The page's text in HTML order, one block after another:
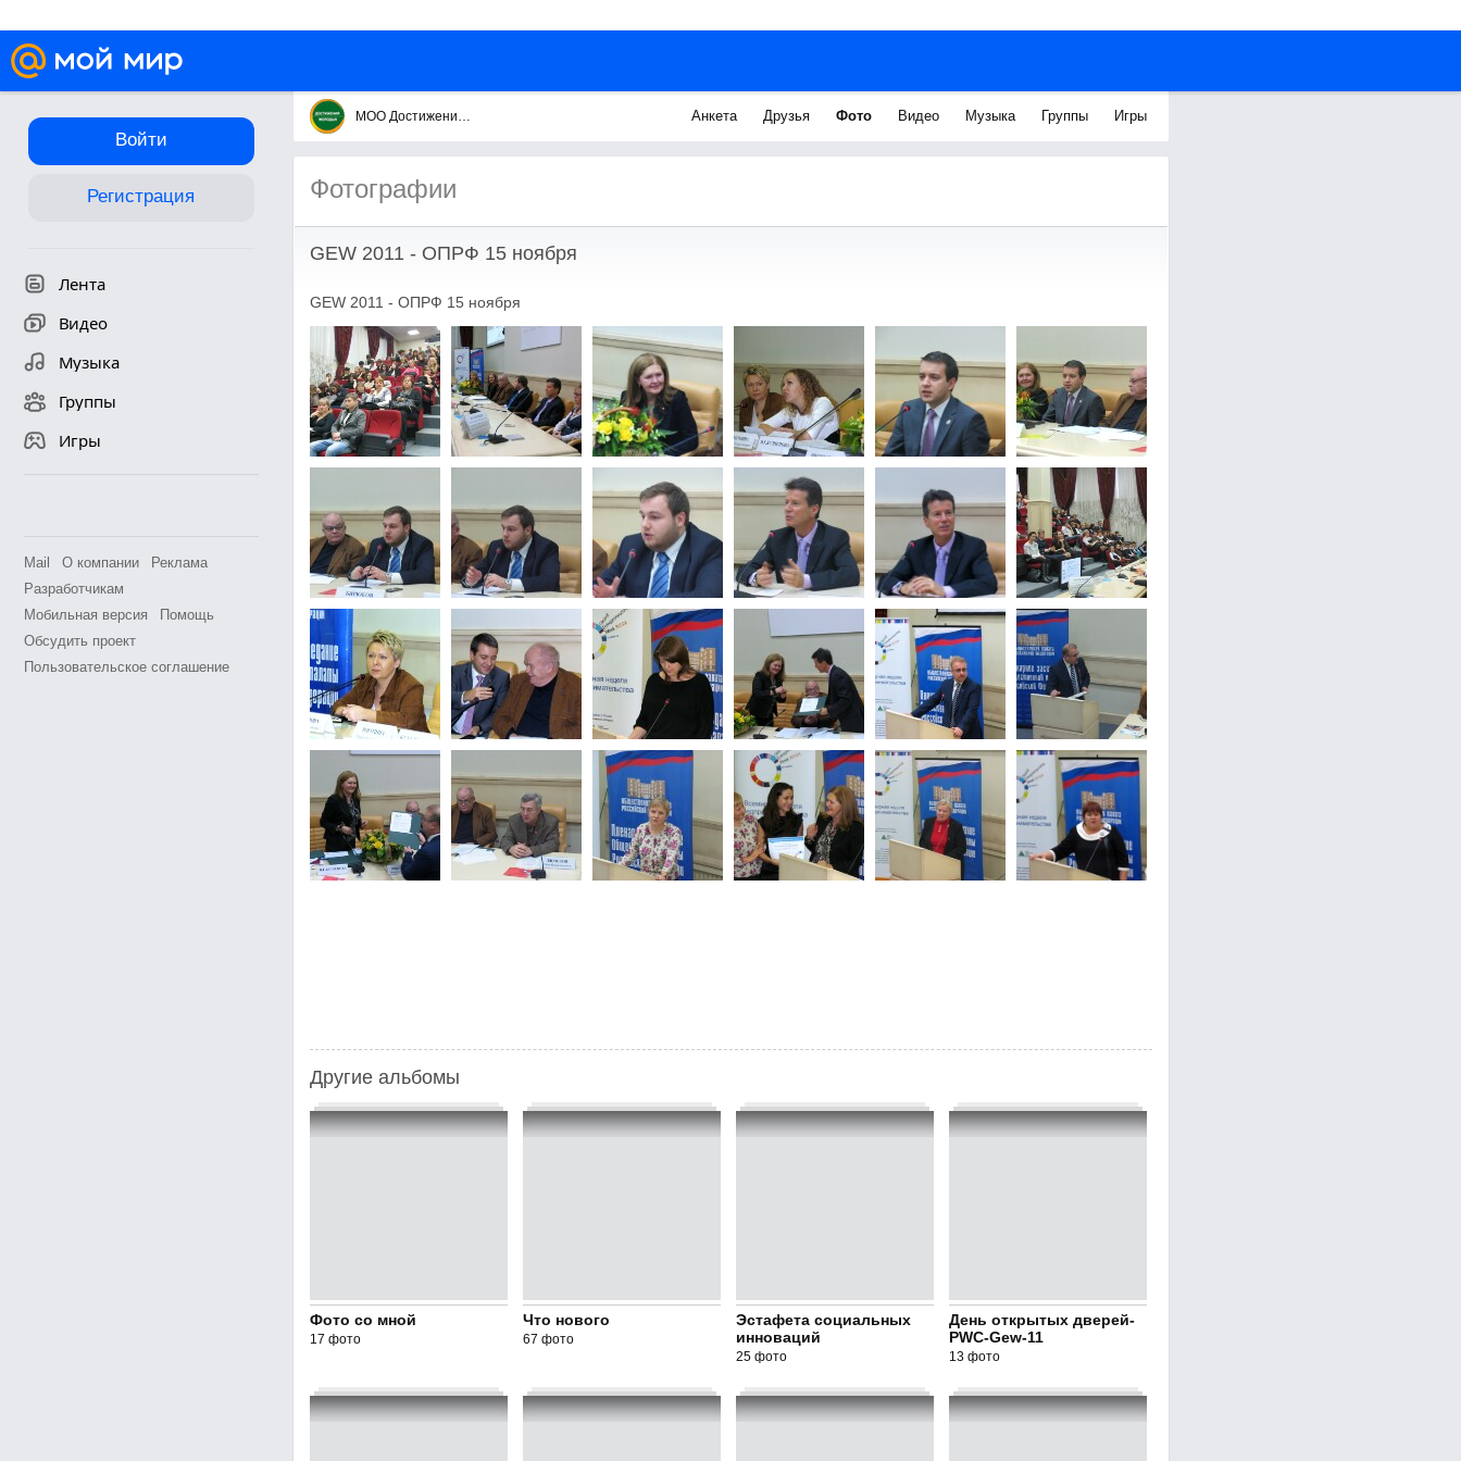
Войти
Регистрация
Лента
Видео
Музыка
Группы
Игры
Mail О компании
Реклама
Разработчикам
Мобильная версия
Помощь
Обсудить проект
Пользовательское соглашение
МОО Достижения молодых Анкета Друзья Фото Видео Музыка Группы Игры
Фотографии
GEW 2011 - ОПРФ 15 ноября
GEW 2011 - ОПРФ 15 ноября
Другие альбомы
Фото со мной
17 фото
Что нового
67 фото
Эстафета социальных
инноваций
25 фото
День открытых дверей-
PWC-Gew-11
13 фото